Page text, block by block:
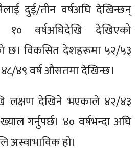
दुई/तीन वर्षअघि देखिन्छन्
वर्षअघिदेखि देखिएको
छ। विकसित देशहरूमा ५२/५३
४९ वर्ष औसतमा देखिन्छ।
लक्षण देखिने भएकाले ४२/४३
गर्नुपर्छ। ४० वर्षभन्दा अघि
अस्वाभाविक हो।